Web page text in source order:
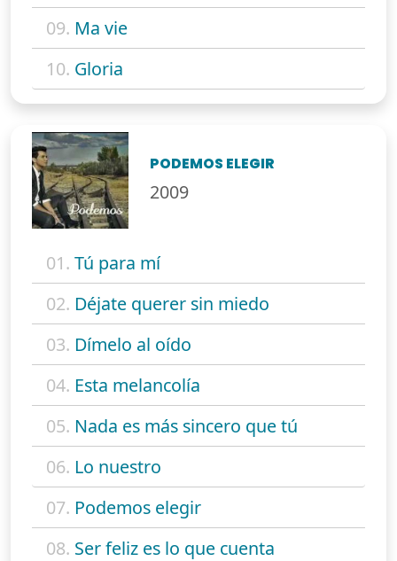
09. Ma vie
10. Gloria
PODEMOS ELEGIR
2009
01. Tú para mí
02. Déjate querer sin miedo
03. Dímelo al oído
04. Esta melancolía
05. Nada es más sincero que tú
06. Lo nuestro
07. Podemos elegir
08. Ser feliz es lo que cuenta